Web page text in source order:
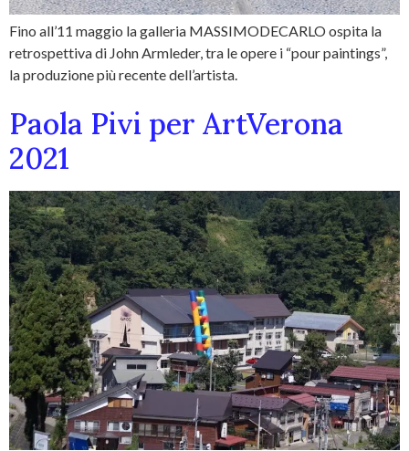
Fino all’11 maggio la galleria MASSIMODECARLO ospita la
retrospettiva di John Armleder, tra le opere i “pour paintings”,
la produzione più recente dell’artista.
Paola Pivi per ArtVerona
2021